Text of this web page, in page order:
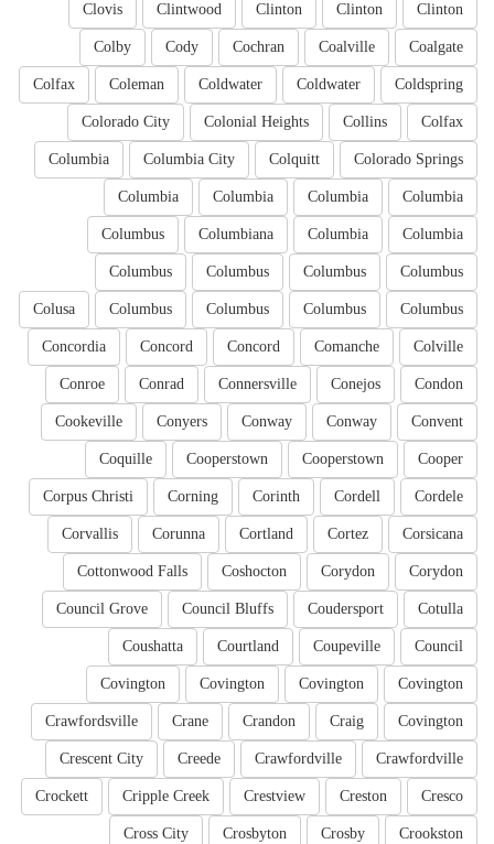
Clinton
Clinton
Clinton
Clintwood
Clovis
Coalgate
Coalville
Cochran
Cody
Colby
Coldspring
Coldwater
Coldwater
Coleman
Colfax
Colfax
Collins
Colonial Heights
Colorado City
Colorado Springs
Colquitt
Columbia City
Columbia
Columbia
Columbia
Columbia
Columbia
Columbia
Columbia
Columbiana
Columbus
Columbus
Columbus
Columbus
Columbus
Columbus
Columbus
Columbus
Columbus
Colusa
Colville
Comanche
Concord
Concord
Concordia
Condon
Conejos
Connersville
Conrad
Conroe
Convent
Conway
Conway
Conyers
Cookeville
Cooper
Cooperstown
Cooperstown
Coquille
Cordele
Cordell
Corinth
Corning
Corpus Christi
Corsicana
Cortez
Cortland
Corunna
Corvallis
Corydon
Corydon
Coshocton
Cottonwood Falls
Cotulla
Coudersport
Council Bluffs
Council Grove
Council
Coupeville
Courtland
Coushatta
Covington
Covington
Covington
Covington
Covington
Craig
Crandon
Crane
Crawfordsville
Crawfordville
Crawfordville
Creede
Crescent City
Cresco
Creston
Crestview
Cripple Creek
Crockett
Crookston
Crosby
Crosbyton
Cross City